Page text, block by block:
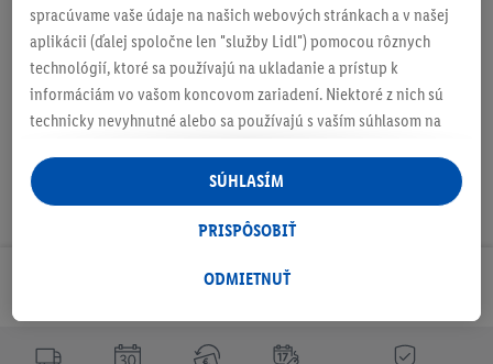
Optimálne drží vďaka nastaviteľnému popruhu na operadlo a
šnúrkam na zaviazanie
Odoberaj Newsletter!
spracúvame vaše údaje na našich webových stránkach a v našej
aplikácii (ďalej spoločne len "služby Lidl") pomocou rôznych
technológií, ktoré sa používajú na ukladanie a prístup k
informáciám vo vašom koncovom zariadení. Niektoré z nich sú
technicky nevyhnutné alebo sa používajú s vaším súhlasom na
personalizovanú reklamu v rámci služieb Lidl aj mimo nich. Ak
ste účastníkom programu Lidl Plus, na tieto účely sa spracúvajú
aj údaje z vášho nákupného správania v obchode.
následne si vytvoríte účet Lidl Plus alebo sa prihlásite do svojho
ktorú tam uvediete, aby sme vás mohli rozpoznať v službách
ODMIETNUŤ
PRISPÔSOBIŤ
SÚHLASÍM